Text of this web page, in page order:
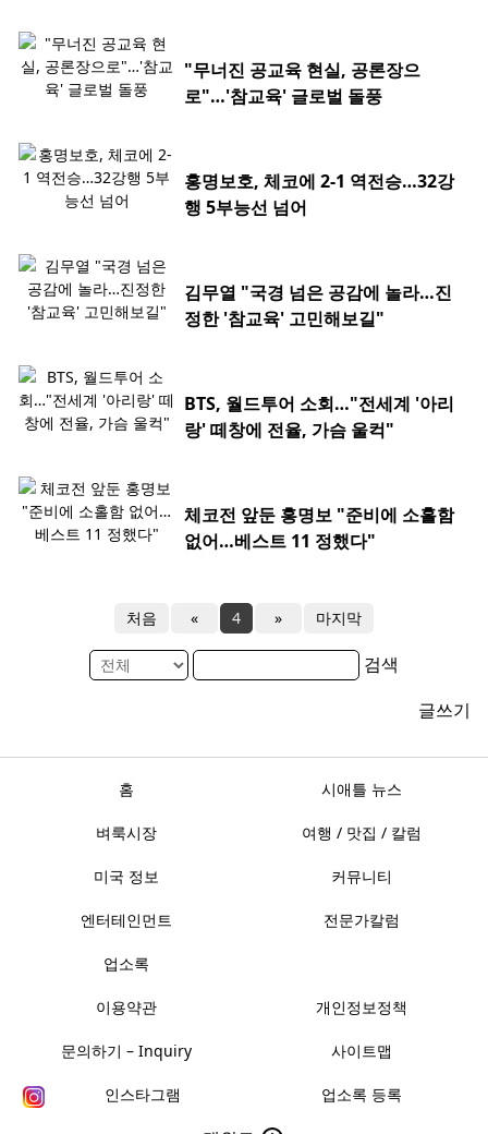
"무너진 공교육 현실, 공론장으
로"…'참교육' 글로벌 돌풍
홍명보호, 체코에 2-1 역전승…32강
행 5부능선 넘어
김무열 "국경 넘은 공감에 놀라…진
정한 '참교육' 고민해보길"
BTS, 월드투어 소회…"전세계 '아리
랑' 떼창에 전율, 가슴 울컥"
체코전 앞둔 홍명보 "준비에 소홀함
없어…베스트 11 정했다"
처음 « 4 » 마지막
검색
글쓰기
홈 시애틀 뉴스
벼룩시장 여행 / 맛집 / 칼럼
미국 정보 커뮤니티
엔터테인먼트 전문가칼럼
업소록
이용약관 개인정보정책
문의하기 – Inquiry 사이트맵
인스타그램 업소록 등록